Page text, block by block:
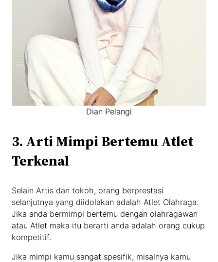
Dian Pelangi
3. Arti Mimpi Bertemu Atlet
Terkenal
Selain Artis dan tokoh, orang berprestasi
selanjutnya yang diidolakan adalah Atlet Olahraga.
Jika anda bermimpi bertemu dengan olahragawan
atau Atlet maka itu berarti anda adalah orang cukup
kompetitif.
Jika mimpi kamu sangat spesifik, misalnya kamu